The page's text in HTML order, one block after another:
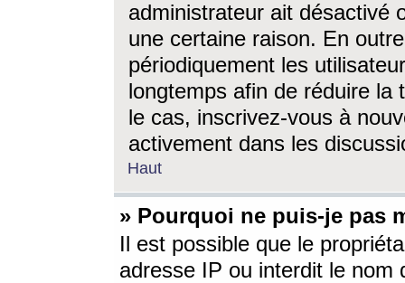
administrateur ait désactivé
une certaine raison. En
périodiquement les
longtemps afin de réduire la
le cas, inscrivez-vous à
activement dans les
Haut
» Pourquoi ne puis-je pas
Il est possible que le
adresse IP ou interdit le nom